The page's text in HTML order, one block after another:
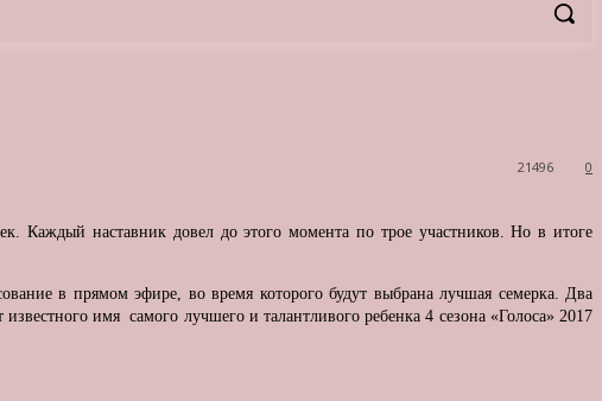
0
21496
Каждый наставник довел до этого момента по трое участников. Но в итоге
в прямом эфире, во время которого будут выбрана лучшая семерка. Два
имя самого лучшего и талантливого ребенка 4 сезона «Голоса» 2017